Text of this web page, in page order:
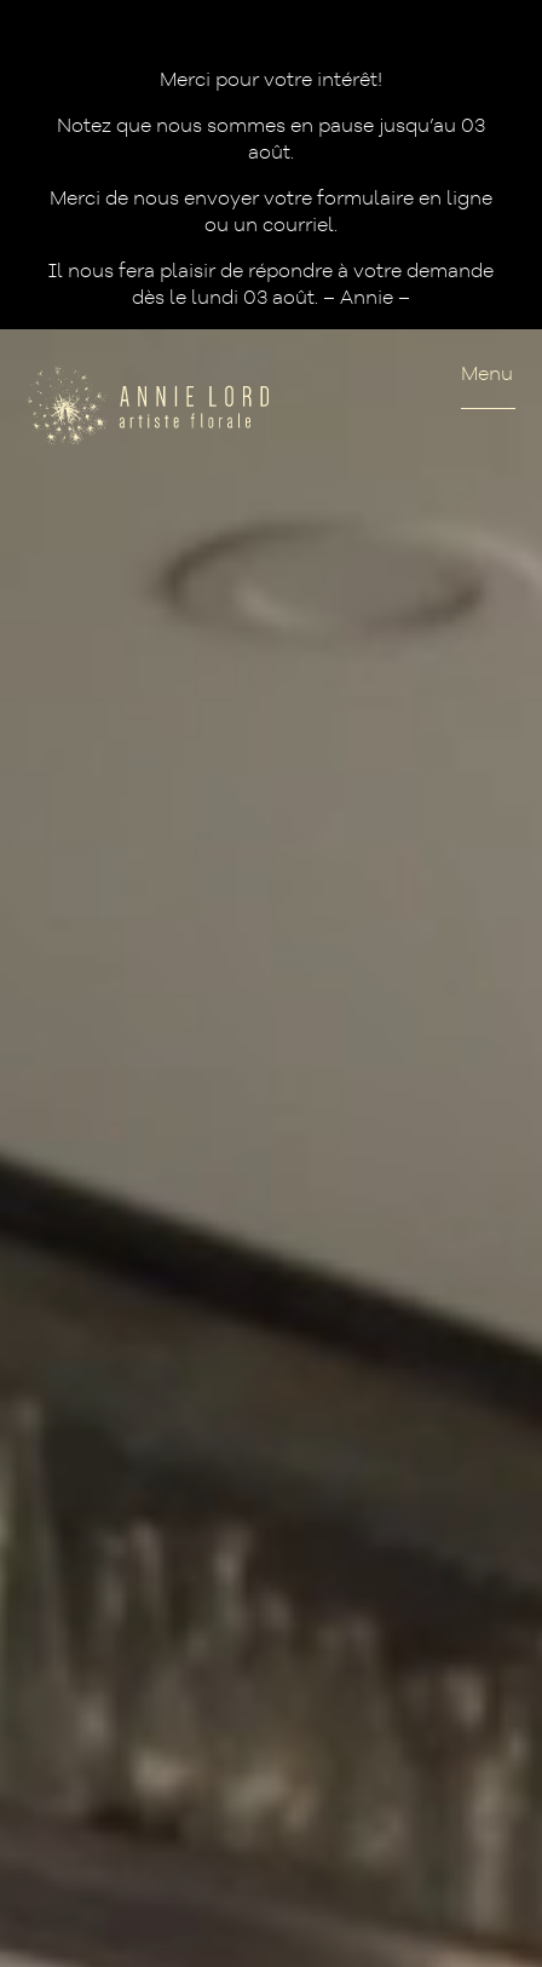
Merci pour votre intérêt!
Notez que nous sommes en pause jusqu’au 03
août.
Merci de nous envoyer votre formulaire en ligne
ou un courriel.
Il nous fera plaisir de répondre à votre demande
dès le lundi 03 août. – Annie –
Menu